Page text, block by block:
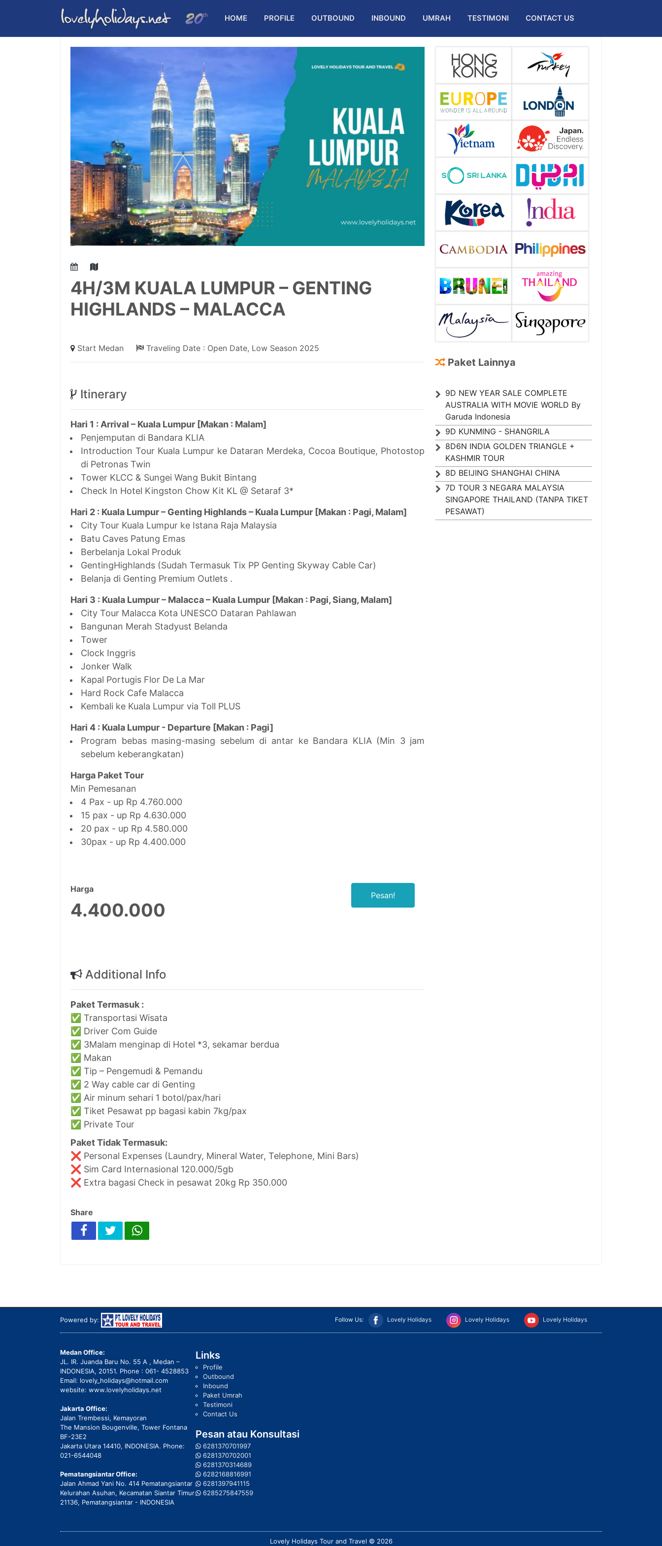
HOME PROFILE OUTBOUND INBOUND UMRAH TESTIMONI CONTACT US
4H/3M KUALA LUMPUR – GENTING
HIGHLANDS – MALACCA
Start Medan Traveling Date : Open Date, Low Season 2025
Itinerary
Hari 1 : Arrival – Kuala Lumpur [Makan : Malam]
Penjemputan di Bandara KLIA
Introduction Tour Kuala Lumpur ke Dataran Merdeka, Cocoa Boutique, Photostop
di Petronas Twin
Tower KLCC & Sungei Wang Bukit Bintang
Check In Hotel Kingston Chow Kit KL @ Setaraf 3*
Hari 2 : Kuala Lumpur – Genting Highlands – Kuala Lumpur [Makan : Pagi, Malam]
City Tour Kuala Lumpur ke Istana Raja Malaysia
Batu Caves Patung Emas
Berbelanja Lokal Produk
GentingHighlands (Sudah Termasuk Tix PP Genting Skyway Cable Car)
Belanja di Genting Premium Outlets .
Hari 3 : Kuala Lumpur – Malacca – Kuala Lumpur [Makan : Pagi, Siang, Malam]
City Tour Malacca Kota UNESCO Dataran Pahlawan
Bangunan Merah Stadyust Belanda
Tower
Clock Inggris
Jonker Walk
Kapal Portugis Flor De La Mar
Hard Rock Cafe Malacca
Kembali ke Kuala Lumpur via Toll PLUS
Hari 4 : Kuala Lumpur - Departure [Makan : Pagi]
Program bebas masing-masing sebelum di antar ke Bandara KLIA (Min 3 jam
sebelum keberangkatan)
Harga Paket Tour
Min Pemesanan
4 Pax - up Rp 4.760.000
15 pax - up Rp 4.630.000
20 pax - up Rp 4.580.000
30pax - up Rp 4.400.000
Harga
4.400.000
Pesan!
Additional Info
Paket Termasuk :
✅ Transportasi Wisata
✅ Driver Com Guide
✅ 3Malam menginap di Hotel *3, sekamar berdua
✅ Makan
✅ Tip – Pengemudi & Pemandu
✅ 2 Way cable car di Genting
✅ Air minum sehari 1 botol/pax/hari
✅ Tiket Pesawat pp bagasi kabin 7kg/pax
✅ Private Tour
Paket Tidak Termasuk:
❌ Personal Expenses (Laundry, Mineral Water, Telephone, Mini Bars)
❌ Sim Card Internasional 120.000/5gb
❌ Extra bagasi Check in pesawat 20kg Rp 350.000
Share
Paket Lainnya
9D NEW YEAR SALE COMPLETE
AUSTRALIA WITH MOVIE WORLD By
Garuda Indonesia
9D KUNMING - SHANGRILA
8D6N INDIA GOLDEN TRIANGLE +
KASHMIR TOUR
8D BEIJING SHANGHAI CHINA
7D TOUR 3 NEGARA MALAYSIA
SINGAPORE THAILAND (TANPA TIKET
PESAWAT)
Powered by: Follow Us: Lovely Holidays Lovely Holidays Lovely Holidays
Medan Office:
JL. IR. Juanda Baru No. 55 A , Medan –
INDONESIA, 20151. Phone : 061- 4528853
Email: lovely_holidays@hotmail.com
website: www.lovelyholidays.net
Jakarta Office:
Jalan Trembessi, Kemayoran
The Mansion Bougenville, Tower Fontana
BF-23E2
Jakarta Utara 14410, INDONESIA. Phone:
021-6544048
Pematangsiantar Office:
Jalan Ahmad Yani No. 414 Pematangsiantar
Kelurahan Asuhan, Kecamatan Siantar Timur
21136, Pematangsiantar - INDONESIA
Links
Profile
Outbound
Inbound
Paket Umrah
Testimoni
Contact Us
Pesan atau Konsultasi
6281370701997
6281370702001
6281370314689
6282168816991
6281397941115
6285275847559
Lovely Holidays Tour and Travel © 2026